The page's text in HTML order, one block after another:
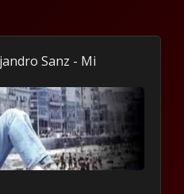
Sanz - Mi